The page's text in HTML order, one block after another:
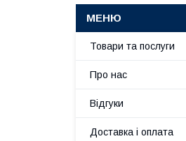
Товари та послуги
Про нас
Відгуки
Доставка і оплата